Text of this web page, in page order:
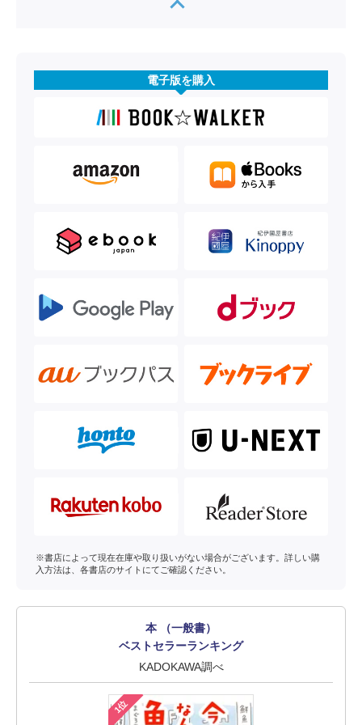
電子版を購入
※書店によって現在在庫や取り扱いがない場合がございます。詳しい購
入方法は、各書店のサイトにてご確認ください。
本 （一般書）
ベストセラーランキング
KADOKAWA調べ
1位